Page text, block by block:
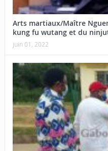
Arts martiaux/Maître
kung fu wutang et du
juin 01, 2022